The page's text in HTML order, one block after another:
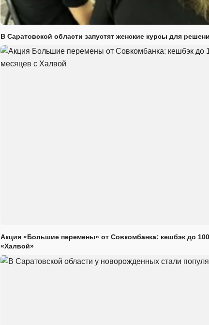
В Саратовской области запустят женские курсы для
Акция «Большие перемены» от Совкомбанка: кешбэк до
«Халвой»